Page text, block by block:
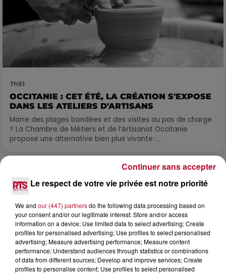
7h51
OCCITANIE : CET ÉTÉ, LA CRÉATION S'EXPOSE
DANS LES ATELIERS D'ARTISANS
Marre des plages bondées et des visites au pas de charge
? La Chambre de Métiers et de l’Artisanat Occitanie
propose une alternative bien plus vivante :...
Le respect de votre vie privée est notre priorité
We and our (447) partnersdo the following data processing based on
your consent and/or our legitimate interest: Store and/or access
information on a device; Use limited data to select advertising; Create
profiles for personalised advertising; Use profiles to select personalised
advertising; Measure advertising performance; Measure content
performance; Understand audiences through statistics or combinations
of data from different sources; Develop and improve services; Create
profiles to personalise content; Use profiles to select personalised
Continuer sans accepter